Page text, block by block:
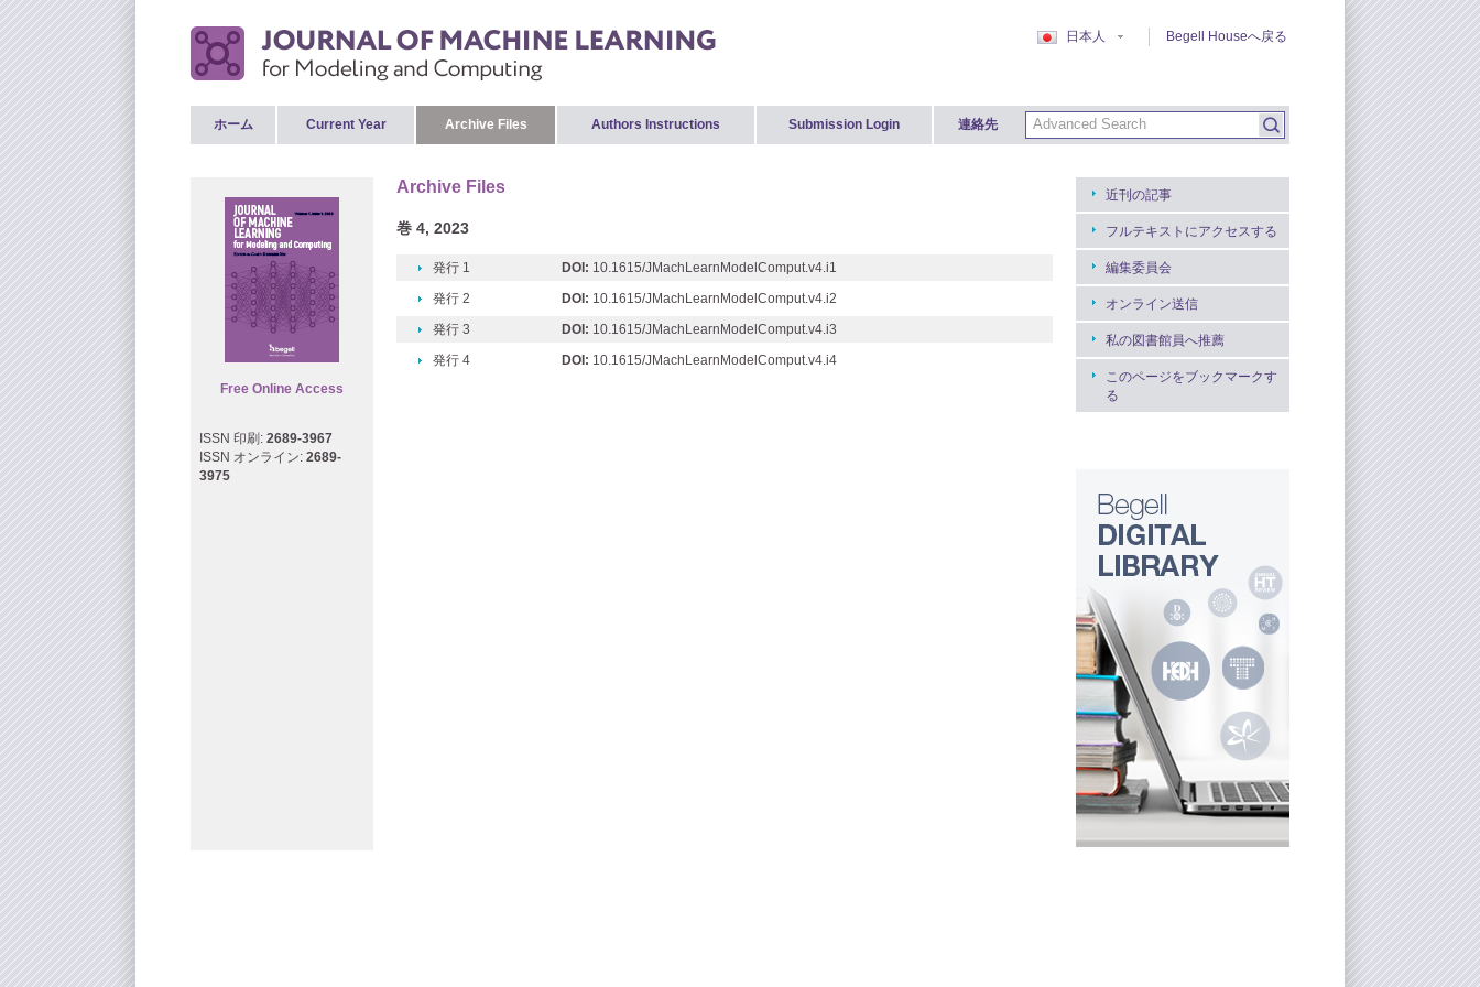
Begell Houseへ戻る
日本人
ホーム Current Year Archive Files Authors Instructions Submission Login 連絡先
Free Online Access
ISSN 印刷: 2689-3967
ISSN オンライン: 2689-
3975
Archive Files
巻 4, 2023
発行 1 DOI: 10.1615/JMachLearnModelComput.v4.i1
発行 2
DOI: 10.1615/JMachLearnModelComput.v4.i2
発行 3
DOI: 10.1615/JMachLearnModelComput.v4.i3
発行 4
DOI: 10.1615/JMachLearnModelComput.v4.i4
近刊の記事
フルテキストにアクセスする
編集委員会
オンライン送信
私の図書館員へ推薦
このページをブックマークす
る